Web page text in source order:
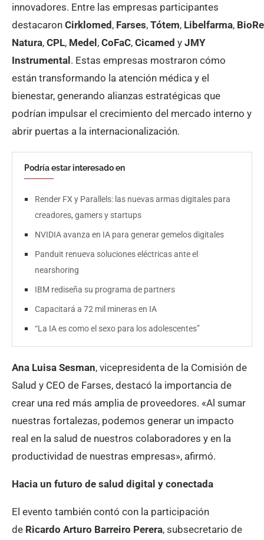
innovadores. Entre las empresas participantes
destacaron Cirklomed, Farses, Tótem, Libelfarma,
Natura, CPL, Medel, CoFaC, Cicamed y JMY
Instrumental. Estas empresas mostraron cómo
están transformando la atención médica y el
bienestar, generando alianzas estratégicas que
podrían impulsar el crecimiento del mercado interno y
abrir puertas a la internacionalización.
Podría estar interesado en
Render FX y Parallels: las nuevas armas digitales para
creadores, gamers y startups
NVIDIA avanza en IA para generar gemelos digitales
Panduit renueva soluciones eléctricas ante el
nearshoring
IBM rediseña su programa de partners
Capacitará a 72 mil mineras en IA
“La IA es como el sexo para los adolescentes”
Ana Luisa Sesman, vicepresidenta de la Comisión de
Salud y CEO de Farses, destacó la importancia de
crear una red más amplia de proveedores. «Al sumar
nuestras fortalezas, podemos generar un impacto
real en la salud de nuestros colaboradores y en la
productividad de nuestras empresas», afirmó.
Hacia un futuro de salud digital y conectada
El evento también contó con la participación
de Ricardo Arturo Barreiro Perera, subsecretario de